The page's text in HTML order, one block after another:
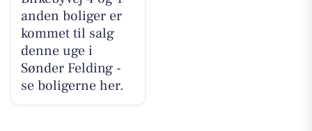
anden boliger er
kommet til salg
denne uge i
Sønder Felding -
se boligerne her.